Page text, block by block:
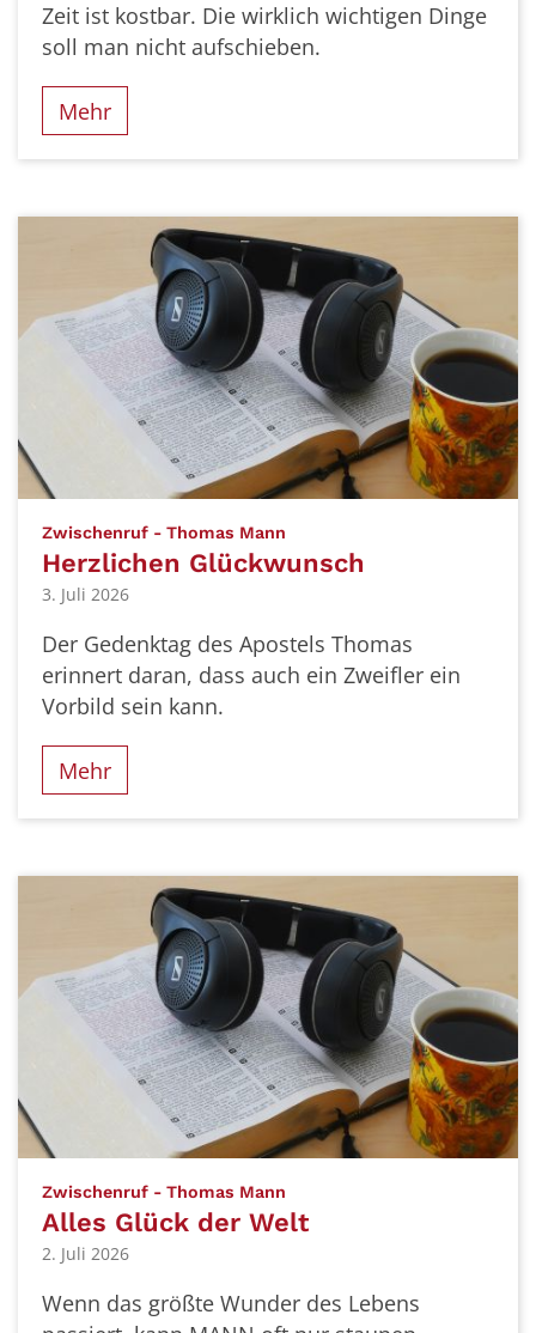
Zeit ist kostbar. Die wirklich wichtigen Dinge
soll man nicht aufschieben.
Mehr
Zwischenruf - Thomas Mann
Herzlichen Glückwunsch
3. Juli 2026
Der Gedenktag des Apostels Thomas
erinnert daran, dass auch ein Zweifler ein
Vorbild sein kann.
Mehr
Zwischenruf - Thomas Mann
Alles Glück der Welt
2. Juli 2026
Wenn das größte Wunder des Lebens